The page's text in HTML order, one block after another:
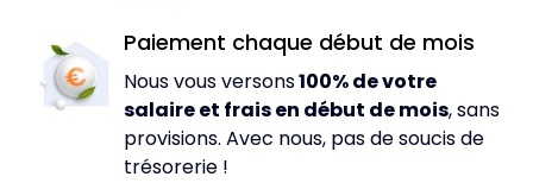
Paiement chaque début de mois
Nous vous versons100% de votre
salaire et frais en début de mois, sans
provisions. Avec nous, pas de soucis de
trésorerie !